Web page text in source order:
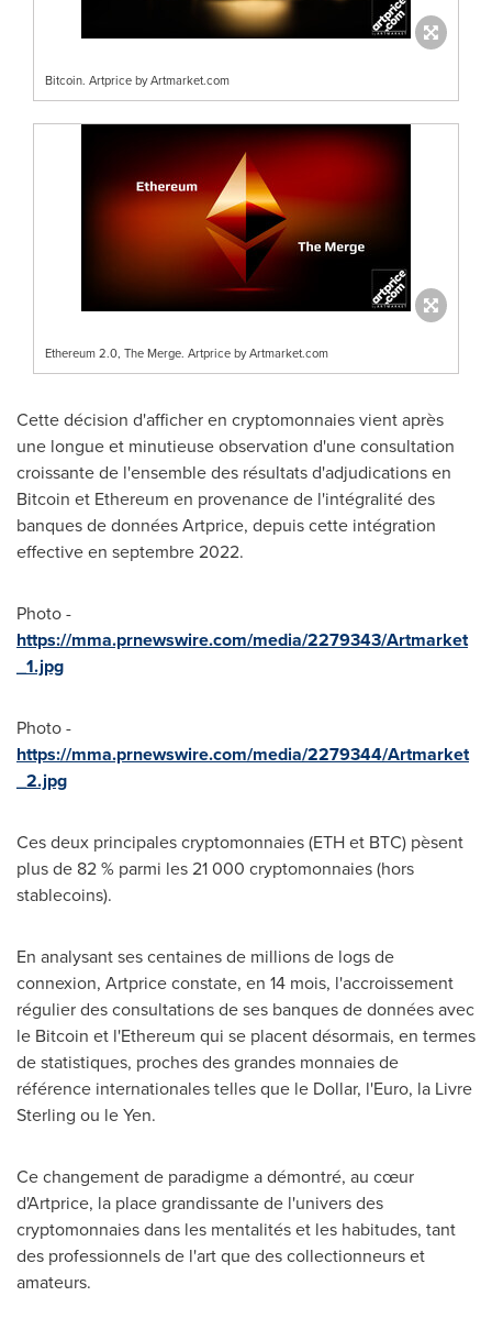
Bitcoin. Artprice by Artmarket.com
Ethereum 2.0, The Merge. Artprice by Artmarket.com
Cette décision d'afficher en cryptomonnaies vient après
une longue et minutieuse observation d'une consultation
croissante de l'ensemble des résultats d'adjudications en
Bitcoin et Ethereum en provenance de l'intégralité des
banques de données Artprice, depuis cette intégration
effective en septembre 2022.
Photo -
https://mma.prnewswire.com/media/2279343/Artmarket
_1.jpg
Photo -
https://mma.prnewswire.com/media/2279344/Artmarket
_2.jpg
Ces deux principales cryptomonnaies (ETH et BTC) pèsent
plus de 82 % parmi les 21 000 cryptomonnaies (hors
stablecoins).
En analysant ses centaines de millions de logs de
connexion, Artprice constate, en 14 mois, l'accroissement
régulier des consultations de ses banques de données avec
le Bitcoin et l'Ethereum qui se placent désormais, en termes
de statistiques, proches des grandes monnaies de
référence internationales telles que le Dollar, l'Euro, la Livre
Sterling ou le Yen.
Ce changement de paradigme a démontré, au cœur
d'Artprice, la place grandissante de l'univers des
cryptomonnaies dans les mentalités et les habitudes, tant
des professionnels de l'art que des collectionneurs et
amateurs.